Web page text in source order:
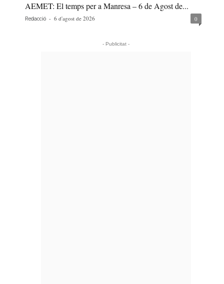
AEMET: El temps per a Manresa – 6 de Agost de...
Redacció - 6 d'agost de 2026 0
- Publicitat -